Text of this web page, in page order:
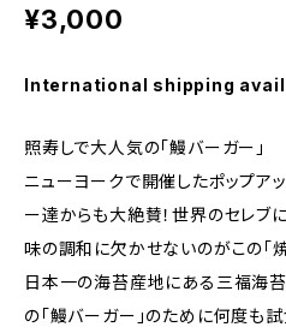
¥3,000
International shipping
照寿しで大人気の「鰻バーガー」
ニューヨークで開催したポップア
ー達からも大絶賛！世界のセレブ
味の調和に欠かせないのがこの「焼
日本一の海苔産地にある三福海苔
の「鰻バーガー」のために何度も